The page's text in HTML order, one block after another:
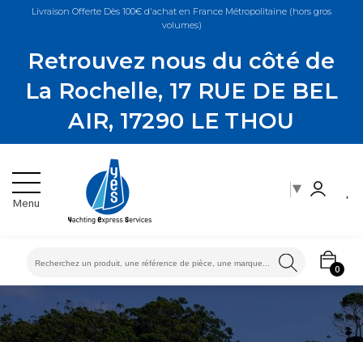
Livraison Offerte Dès 100€ d'achat en France Métropolitaine (hors gros
volumes)
Retrouvez nous du côté de
La Rochelle, 17 RUE DE BEL
AIR, 17290 LE THOU
Menu
▼
0